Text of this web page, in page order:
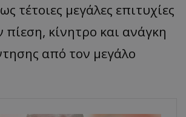
τέτοιες μεγάλες επιτυχίες
κίνητρο και ανάγκη
από τον μεγάλο